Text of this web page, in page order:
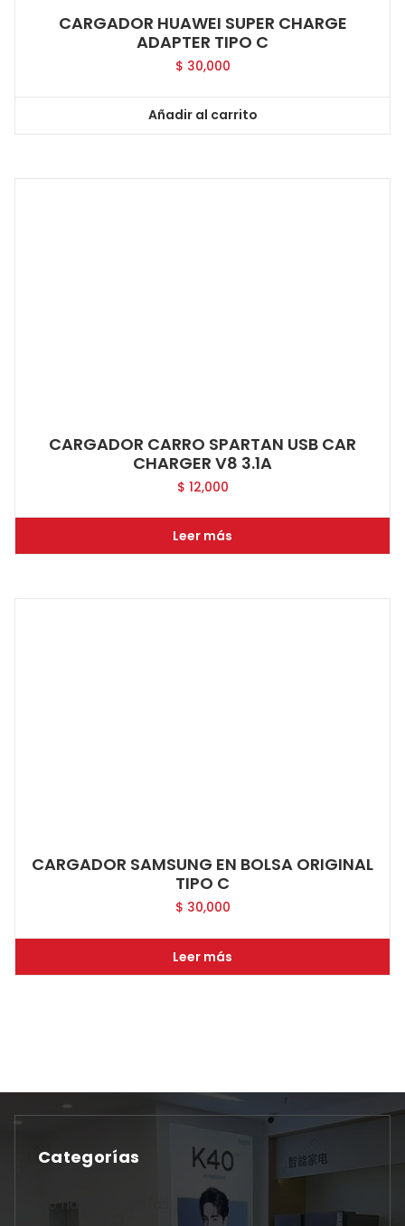
CARGADOR HUAWEI SUPER CHARGE
ADAPTER TIPO C
$ 30,000
Añadir al carrito
CARGADOR CARRO SPARTAN USB CAR
CHARGER V8 3.1A
$ 12,000
Leer más
CARGADOR SAMSUNG EN BOLSA ORIGINAL
TIPO C
$ 30,000
Leer más
Categorías
No hay categorías